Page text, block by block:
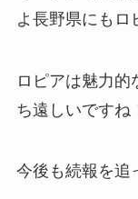
よ長野県にもロ
ロピアは魅力
ち遠しいですね
今後も続報を追